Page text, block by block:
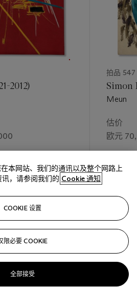
2012)
拍品 547
Simon
Meun
估价
欧元
欧元
下
本网站、我们的通讯以及整个网路上
，请参阅我们的 Cookie 通知
COOKIE 设置
限必要 COOKIE
全部接受